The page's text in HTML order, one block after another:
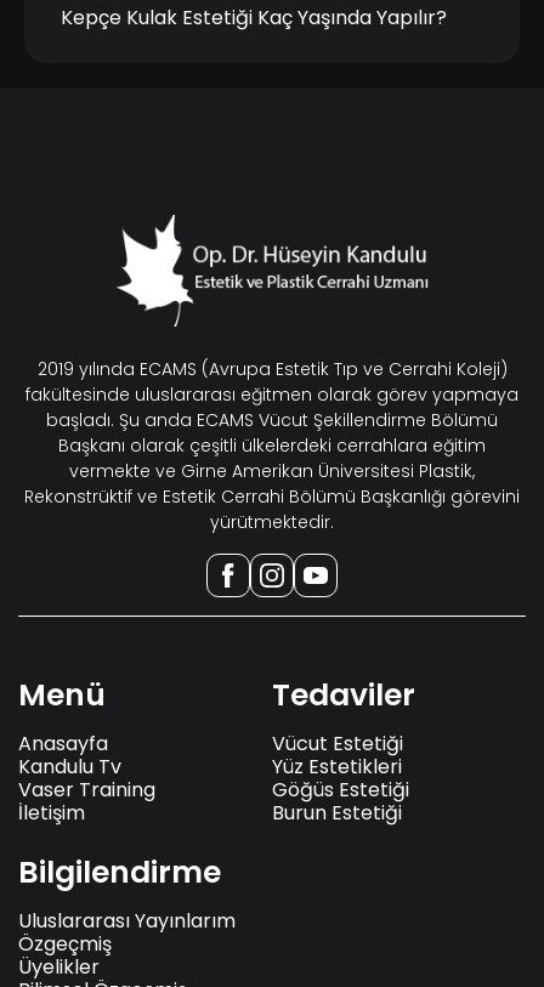
Kepçe Kulak Estetiği Kaç Yaşında Yapılır?
2019 yılında ECAMS (Avrupa Estetik Tıp ve Cerrahi Koleji)
fakültesinde uluslararası eğitmen olarak görev yapmaya
başladı. Şu anda ECAMS Vücut Şekillendirme Bölümü
Başkanı olarak çeşitli ülkelerdeki cerrahlara eğitim
vermekte ve Girne Amerikan Üniversitesi Plastik,
Rekonstrüktif ve Estetik Cerrahi Bölümü Başkanlığı görevini
yürütmektedir.
Menü
Anasayfa
Kandulu Tv
Vaser Training
İletişim
Tedaviler
Vücut Estetiği
Yüz Estetikleri
Göğüs Estetiği
Burun Estetiği
Bilgilendirme
Uluslararası Yayınlarım
Özgeçmiş
Üyelikler